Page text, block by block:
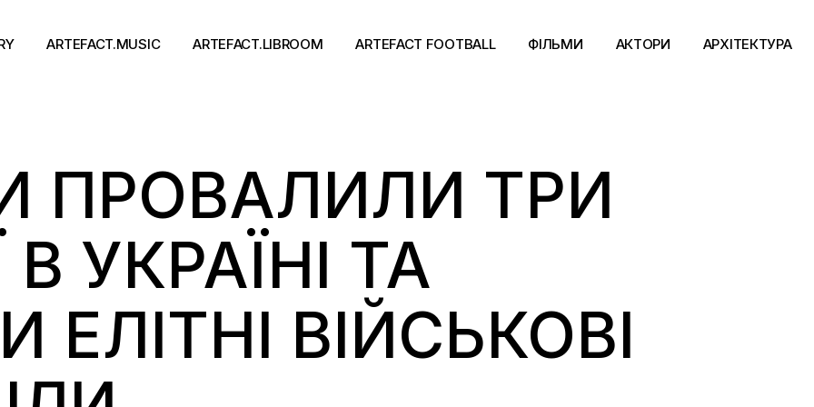
ARTEFACT.MUSIC ARTEFACT.LIBROOM
Події
ARTEFACT FOOTBALL ФІЛЬМИ АКТОРИ АРХІТЕКТУРА
ПРОВАЛИЛИ ТРИ
УКРАЇНІ ТА
ЕЛІТНІ ВІЙСЬКОВІ